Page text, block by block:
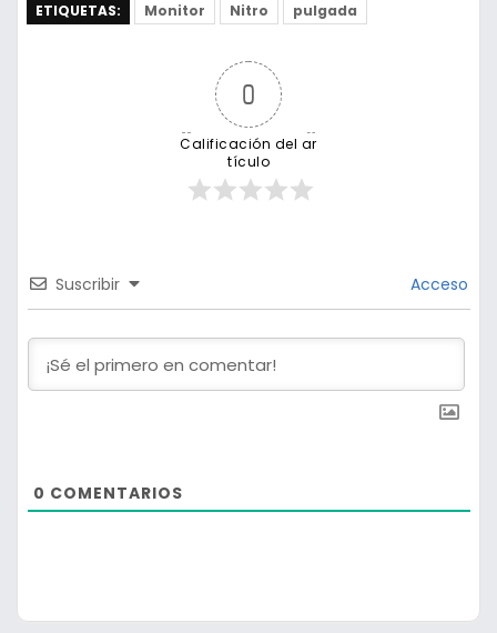
ETIQUETAS: Monitor Nitro pulgada
0
Calificación del ar
tículo
Suscribir Acceso
0 COMENTARIOS